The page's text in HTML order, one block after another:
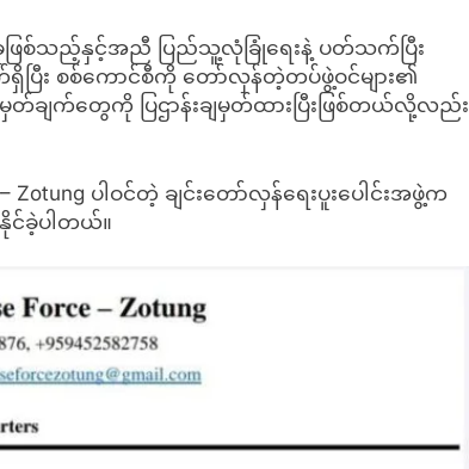
ဖြစ်သည့်နှင့်အညီ ပြည်သူ့လုံခြုံရေးနဲ့ ပတ်သက်ပြီး
ရှိပြီး စစ်ကောင်စီကို တော်လှန်တဲ့တပ်ဖွဲ့ဝင်များ၏
ျက်တွေကို ပြဌာန်းချမှတ်ထားပြီးဖြစ်တယ်လို့လည်း
ပါဝင်တဲ့ ချင်းတော်လှန်ရေးပူးပေါင်းအဖွဲ့က
င်ခဲ့ပါတယ်။